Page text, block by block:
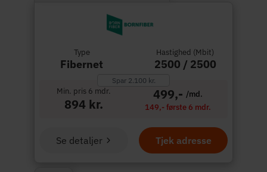
Type
Fibernet
Hastighed (Mbit)
2500 / 2500
Spar 2.100 kr.
Min. pris 6 mdr.
894 kr.
499,- /md.
149,- første 6 mdr.
Tjek adresse
Se detaljer